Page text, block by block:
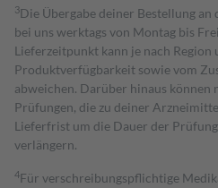
3Die Übergabe deiner Bestellung
bei uns werktags von Montag bis
Lieferzeitpunkt kann je nach Region
Produktverfügbarkeit sowie vom
abweichen. Darüber hinaus können
Prüfungen, die zu deiner
Lieferfrist um die Dauer der
verlängern.
4Für verschreibungspflichtige